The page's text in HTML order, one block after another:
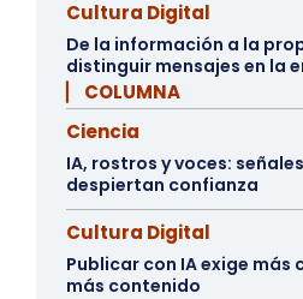
Cultura Digital
De la información a la
distinguir mensajes en la
▏ COLUMNA
Ciencia
IA, rostros y voces:
despiertan confianza
Cultura Digital
Publicar con IA exige
más contenido